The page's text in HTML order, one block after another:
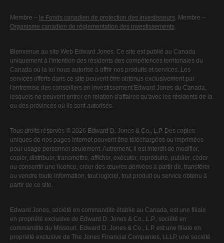
Membre – le Fonds canadien de protection des investisseurs. Membre –
Organisme canadien de réglementation des investissements.
Bienvenue au site Web Edward Jones. Ce site est publié au Canada
uniquement à l'intention des résidents des compétences territoriales du
Canada où la loi nous autorise à offrir nos produits et services. Les
services offerts dans ce site peuvent être obtenus exclusivement par
l'entremise des conseillers en investissement Edward Jones du Canada,
lesquels ne peuvent entrer en relation d'affaires qu'avec les résidents de la
ou des provinces où ils sont autorisés.
Tous droits réservés © 2026 Edward D. Jones & Co., L.P. Des copies
uniques de nos pages Internet peuvent être téléchargées ou imprimées
pour usage personnel seulement. Autrement, il est interdit de modifier,
copier, distribuer, transmettre, afficher, exécuter, reproduire, publier, céder
ou consentir une licence, créer des œuvres dérivées à partir de, transférer
ou vendre toute information, tout logiciel, tout produit ou service obtenu à
partir de ce site.
Edward Jones, société en commandite établie au Canada, est une filiale
en propriété exclusive de Edward D. Jones & Co., L.P., société en
commandite du Missouri. Edward D. Jones & Co., L.P. est une filiale en
propriété exclusive de The Jones Financial Companies, LLLP, une société